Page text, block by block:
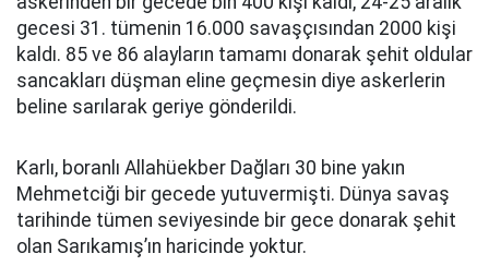
gecesi 31. tümenin 16.000 savaşçısından 2000 kişi
kaldı. 85 ve 86 alayların tamamı donarak şehit oldular
sancakları düşman eline geçmesin diye askerlerin
beline sarılarak geriye gönderildi.
Karlı, boranlı Allahüekber Dağları 30 bine yakın
Mehmetciği bir gecede yutuvermişti. Dünya savaş
tarihinde tümen seviyesinde bir gece donarak şehit
olan Sarıkamış’ın haricinde yoktur.